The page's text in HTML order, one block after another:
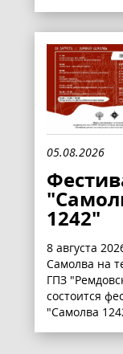
05.08.2026
1242"
8 августа
Самолва на
ГПЗ
состоится
"Самолва